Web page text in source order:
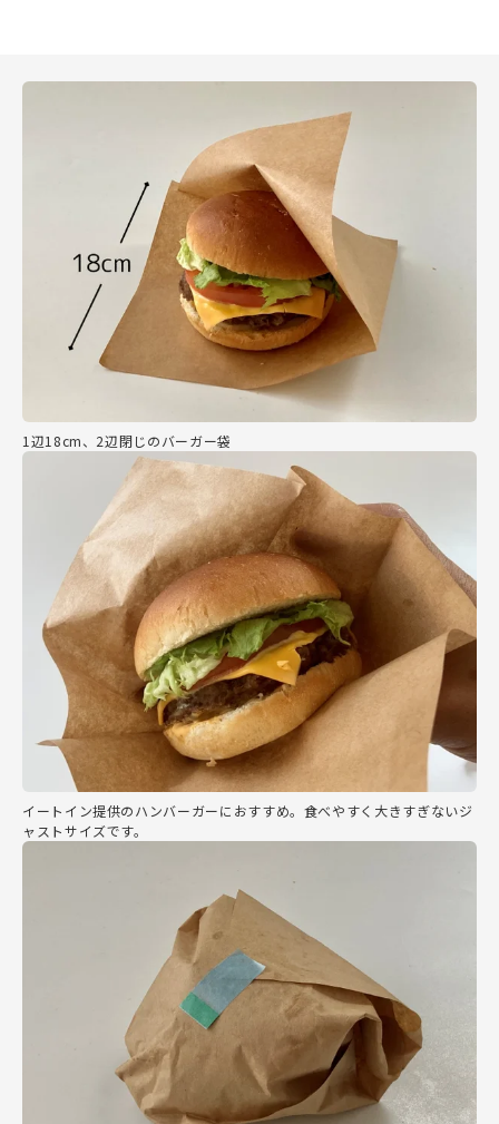
1辺18cm、2辺閉じのバーガー袋
イートイン提供のハンバーガーにおすすめ。食べやすく大きすぎないジ
ャストサイズです。